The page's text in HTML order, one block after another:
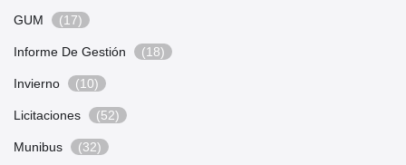
GUM (17)
Informe De Gestión (18)
Invierno (10)
Licitaciones (52)
Munibus (32)